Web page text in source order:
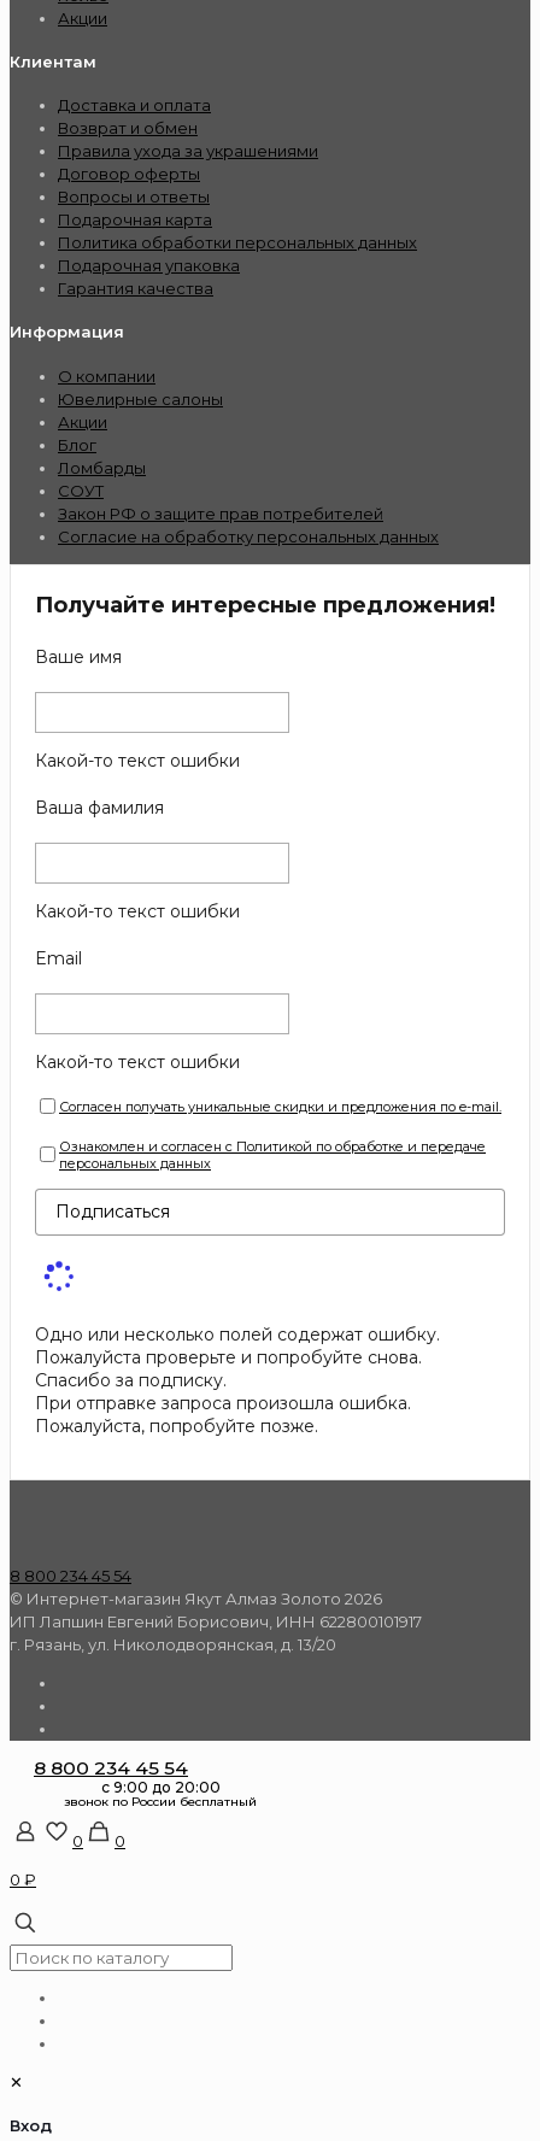
Акции
Клиентам
Доставка и оплата
Возврат и обмен
Правила ухода за украшениями
Договор оферты
Вопросы и ответы
Подарочная карта
Политика обработки персональных данных
Подарочная упаковка
Гарантия качества
Информация
О компании
Ювелирные салоны
Акции
Блог
Ломбарды
СОУТ
Закон РФ о защите прав потребителей
Согласие на обработку персональных данных
Получайте интересные предложения!
Ваше имя
Какой-то текст ошибки
Ваша фамилия
Какой-то текст ошибки
Email
Какой-то текст ошибки
Согласен получать уникальные скидки и предложения по e-mail.
Ознакомлен и согласен с Политикой по обработке и передаче
персональных данных
Подписаться
Одно или несколько полей содержат ошибку.
Пожалуйста проверьте и попробуйте снова.
Спасибо за подписку.
При отправке запроса произошла ошибка.
Пожалуйста, попробуйте позже.
8 800 234 45 54
© Интернет-магазин Якут Алмаз Золото 2026
ИП Лапшин Евгений Борисович, ИНН 622800101917
г. Рязань, ул. Николодворянская, д. 13/20
8 800 234 45 54
0
0
0 ₽
✕
Вход